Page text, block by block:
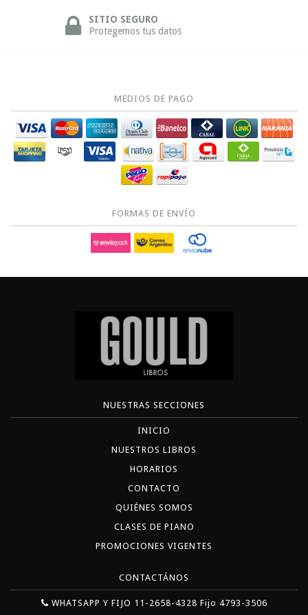
SITIO SEGURO
Protegemos tus datos
MEDIOS DE PAGO
FORMAS DE ENVÍO
NUESTRAS SECCIONES
INICIO
NUESTROS LIBROS
HORARIOS
CONTACTO
QUIÉNES SOMOS
CLASES DE PIANO
PROMOCIONES VIGENTES
CONTACTÁNOS
WHATSAPP Y FIJO 11-2658-4328 Fijo 4793-3506